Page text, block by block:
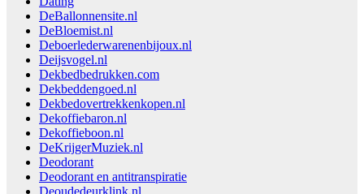
DeBallonnensite.nl
DeBloemist.nl
Deboerlederwarenenbijoux.nl
Deijsvogel.nl
Dekbedbedrukken.com
Dekbeddengoed.nl
Dekbedovertrekkenkopen.nl
Dekoffiebaron.nl
Dekoffieboon.nl
DeKrijgerMuziek.nl
Deodorant
Deodorant en antitranspiratie
Deoudedeurklink.nl